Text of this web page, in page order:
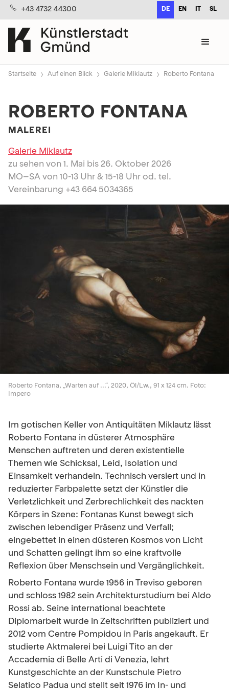
+43 4732 44300 DE EN SL
Startseite › Auf einen Blick › Galerie Miklautz › Roberto Fontana
ROBERTO FONTANA
MALEREI
Galerie Miklautz
zu sehen von 1. Mai bis 26. Oktober 2026
MO–SA von 10-13 Uhr & 15-18 Uhr od. tel.
Vereinbarung +43 664 5034365
Im gotischen Keller von Antiquitäten Miklautz lässt
Roberto Fontana in düsterer Atmosphäre
Menschen auftreten und deren existentielle
Themen wie Schicksal, Leid, Isolation und
Einsamkeit verhandeln. Technisch versiert und in
reduzierter Farbpalette setzt der Künstler die
Verletzlichkeit und Zerbrechlichkeit des nackten
Körpers in Szene: Fontanas Kunst bewegt sich
zwischen lebendiger Präsenz und Verfall;
eingebettet in einen düsteren Kosmos von Licht
und Schatten gelingt ihm so eine kraftvolle
Reflexion über Menschsein und Vergänglichkeit.
Roberto Fontana wurde 1956 in Treviso geboren
und schloss 1982 sein Architekturstudium bei Aldo
Rossi ab. Seine international beachtete
Diplomarbeit wurde in Zeitschriften publiziert und
2012 vom Centre Pompidou in Paris angekauft. Er
studierte Aktmalerei bei Luigi Tito an der
Accademia di Belle Arti di Venezia, lehrt
Kunstgeschichte an der Kunstschule Pietro
Selatico Padua und stellt seit 1976 im In- und
Roberto Fontana, „Warten auf ...“, 2020, Öl/Lw., 91 x 124 cm. Foto:
Impero